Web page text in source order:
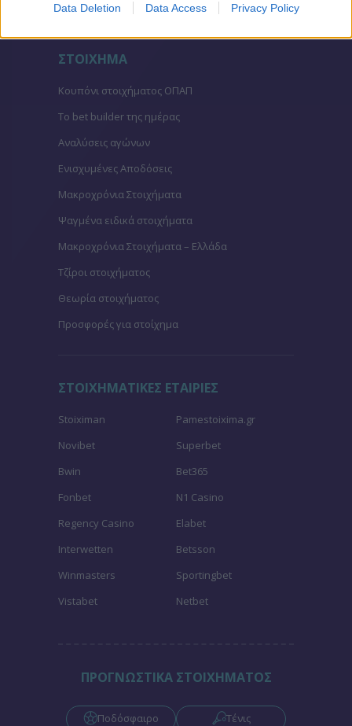
Data Deletion Data Access Privacy Policy
ΣΤΟΙΧΗΜΑ
Κουπόνι στοιχήματος ΟΠΑΠ
To bet builder της ημέρας
Αναλύσεις αγώνων
Ενισχυμένες Αποδόσεις
Μακροχρόνια Στοιχήματα
Ψαγμένα ειδικά στοιχήματα
Μακροχρόνια Στοιχήματα – Ελλάδα
Τζίροι στοιχήματος
Θεωρία στοιχήματος
Προσφορές για στοίχημα
ΣΤΟΙΧΗΜΑΤΙΚΕΣ ΕΤΑΙΡΙΕΣ
Stoiximan
Pamestoixima.gr
Novibet
Superbet
Bwin
Bet365
Fonbet
N1 Casino
Regency Casino
Elabet
Interwetten
Betsson
Winmasters
Sportingbet
Vistabet
Netbet
ΠΡΟΓΝΩΣΤΙΚΑ ΣΤΟΙΧΗΜΑΤΟΣ
Ποδόσφαιρο Τένις